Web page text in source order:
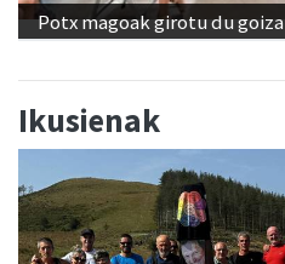
Potx magoak girotu du goiza
Ikusienak